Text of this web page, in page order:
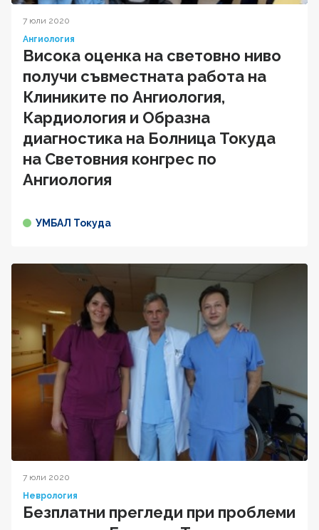
7 юли 2020
Ангиология
Висока оценка на световно ниво
получи съвместната работа на
Клиниките по Ангиология,
Кардиология и Образна
диагностика на Болница Токуда
на Световния конгрес по
Ангиология
УМБАЛ Токуда
7 юли 2020
Неврология
Безплатни прегледи при проблеми